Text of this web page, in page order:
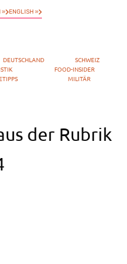
» ENGLISH »
DEUTSCHLAND
SCHWEIZ
FOOD-INSIDER
MILITÄR
der Rubrik